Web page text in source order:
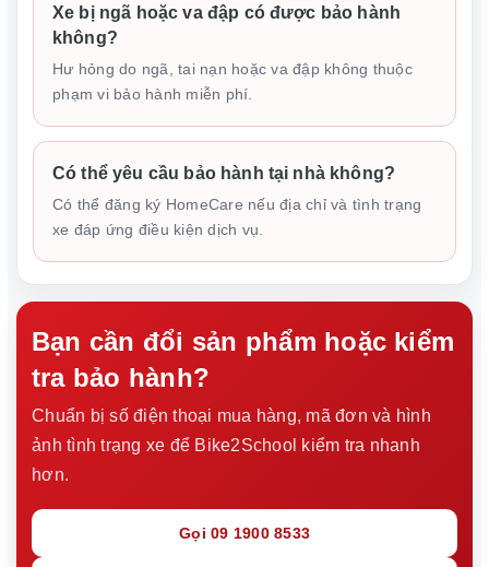
Xe bị ngã hoặc va đập có được bảo hành
không?
Hư hỏng do ngã, tai nạn hoặc va đập không thuộc
phạm vi bảo hành miễn phí.
Có thể yêu cầu bảo hành tại nhà không?
Có thể đăng ký HomeCare nếu địa chỉ và tình trạng
xe đáp ứng điều kiện dịch vụ.
Bạn cần đổi sản phẩm hoặc kiểm
tra bảo hành?
Chuẩn bị số điện thoại mua hàng, mã đơn và hình
ảnh tình trạng xe để Bike2School kiểm tra nhanh
hơn.
Gọi 09 1900 8533